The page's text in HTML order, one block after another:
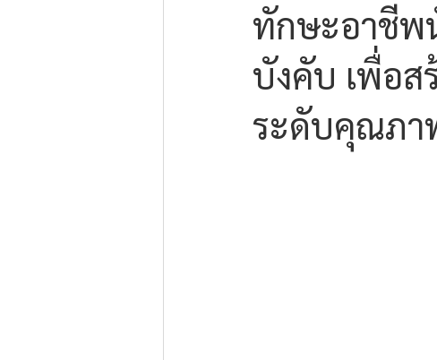
ทักษะอาชีพ
บังคับ เพื่อส
ระดับคุณภา